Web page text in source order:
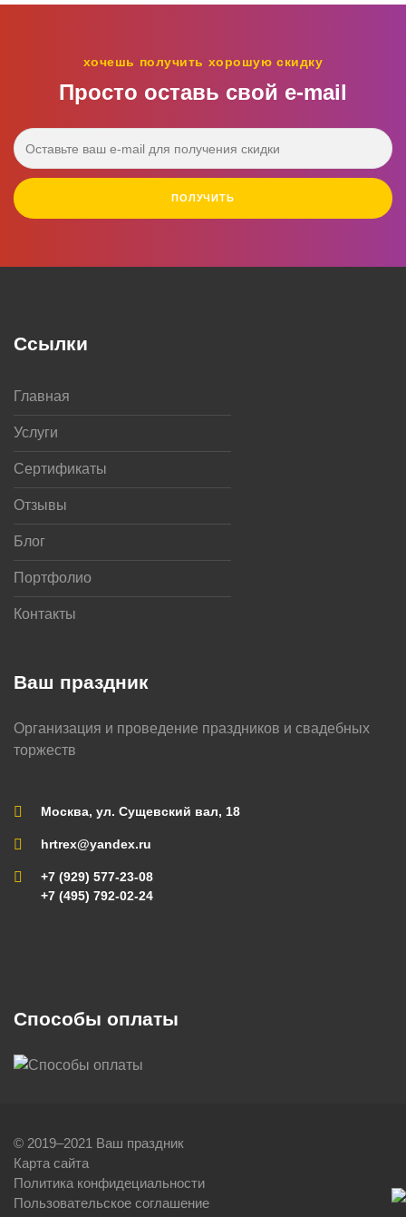
хочешь получить хорошую скидку
Просто оставь свой e‑mail
ПОЛУЧИТЬ
Ваш праздник
Организация и проведение праздников и свадебных
торжеств
Москва, ул. Сущевский вал, 18
hrtrex@yandex.ru
+7 (929) 577-23-08
+7 (495) 792-02-24
Ссылки
Главная
Услуги
Сертификаты
Отзывы
Блог
Портфолио
Контакты
Способы оплаты
© 2019–2021 Ваш праздник
Карта сайта
Политика конфидециальности
Пользовательское соглашение